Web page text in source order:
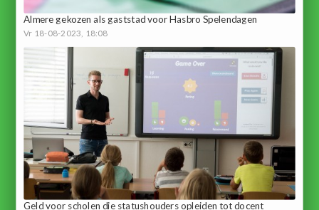
Almere gekozen als gaststad voor Hasbro Spelendagen
Vr 18-08-2023, 18:08
Geld voor scholen die statushouders opleiden tot docent